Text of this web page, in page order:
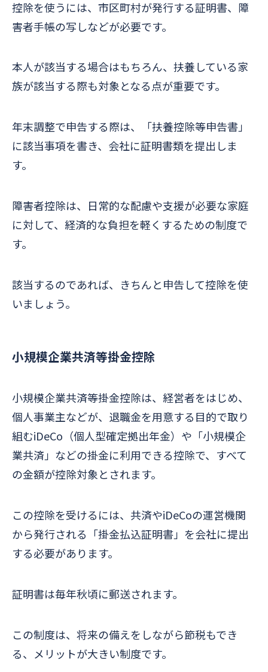
控除を使うには、市区町村が発行する証明書、障
害者手帳の写しなどが必要です。
本人が該当する場合はもちろん、扶養している家
族が該当する際も対象となる点が重要です。
年末調整で申告する際は、「扶養控除等申告書」
に該当事項を書き、会社に証明書類を提出しま
す。
障害者控除は、日常的な配慮や支援が必要な家庭
に対して、経済的な負担を軽くするための制度で
す。
該当するのであれば、きちんと申告して控除を使
いましょう。
小規模企業共済等掛金控除
小規模企業共済等掛金控除は、経営者をはじめ、
個人事業主などが、退職金を用意する目的で取り
組むiDeCo（個人型確定拠出年金）や「小規模企
業共済」などの掛金に利用できる控除で、すべて
の金額が控除対象とされます。
この控除を受けるには、共済やiDeCoの運営機関
から発行される「掛金払込証明書」を会社に提出
する必要があります。
証明書は毎年秋頃に郵送されます。
この制度は、将来の備えをしながら節税もでき
る、メリットが大きい制度です。